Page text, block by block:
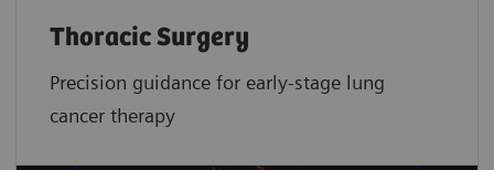
Thoracic Surgery
Precision guidance for early-stage lung
cancer therapy